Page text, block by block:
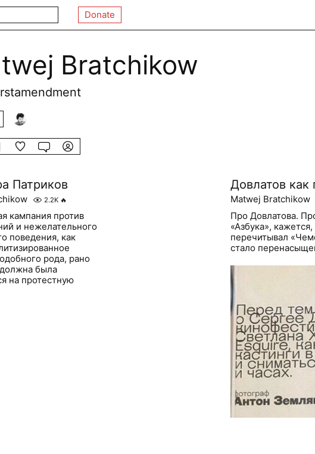
Donate
Bratchikow
Патриков
2.2K 🔥
кампания против
и нежелательного
поведения, как
рода, рано
была
на протестную
Довлатов как
Matwej Bratchikow
Про Довлатова.
«Азбука»,
перечитывал
стало